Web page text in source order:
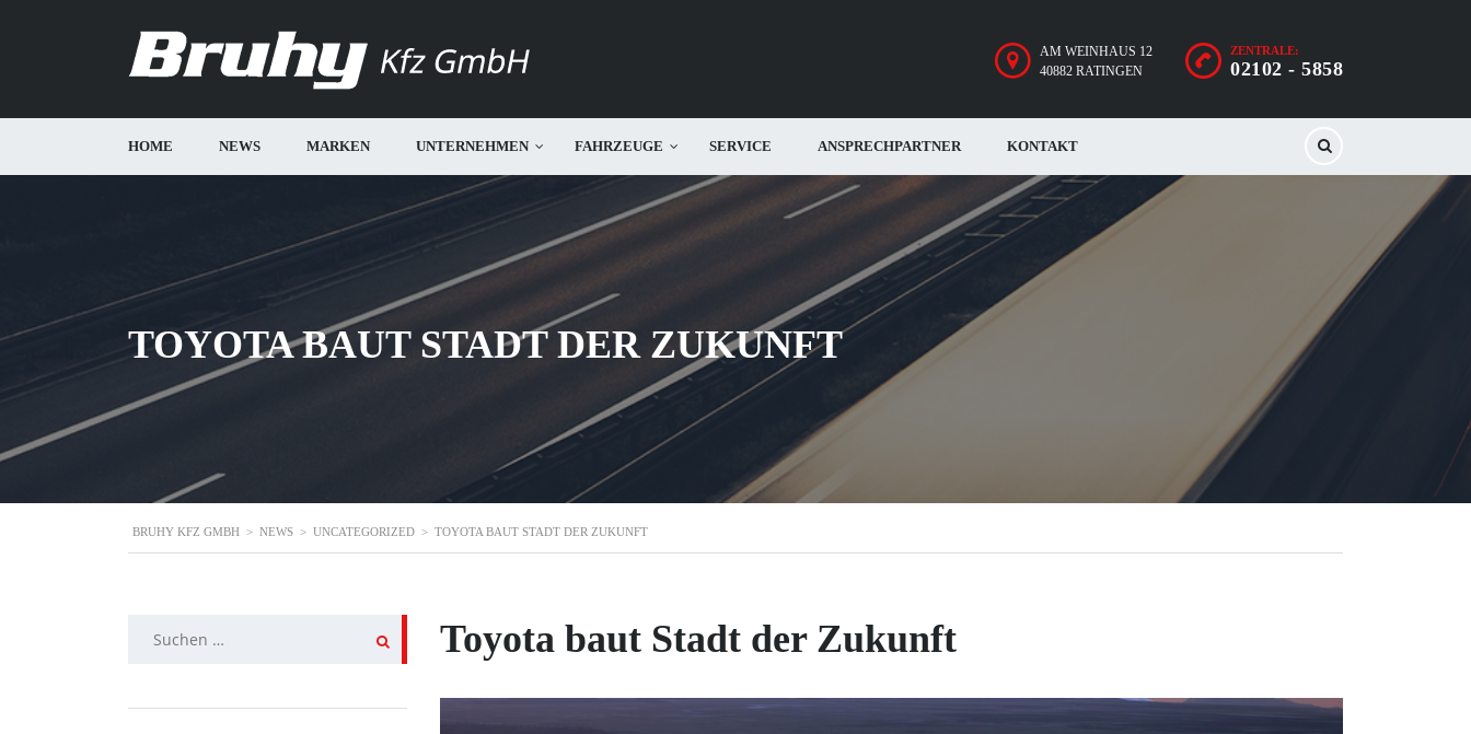
ZENTRALE:
02102 - 5858
AM WEINHAUS 12
40882 RATINGEN
HOME NEWS MARKEN UNTERNEHMEN FAHRZEUGE SERVICE ANSPRECHPARTNER KONTAKT
TOYOTA BAUT STADT DER ZUKUNFT
BRUHY KFZ GMBH > NEWS > UNCATEGORIZED > TOYOTA BAUT STADT DER ZUKUNFT
Toyota baut Stadt der Zukunft
nach: